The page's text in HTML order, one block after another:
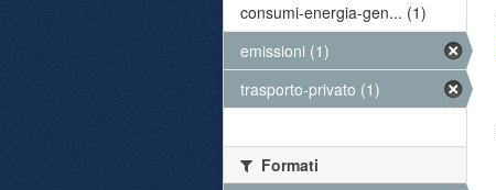
consumi-energia-gen... (1)
emissioni (1)
trasporto-privato (1)
Formati